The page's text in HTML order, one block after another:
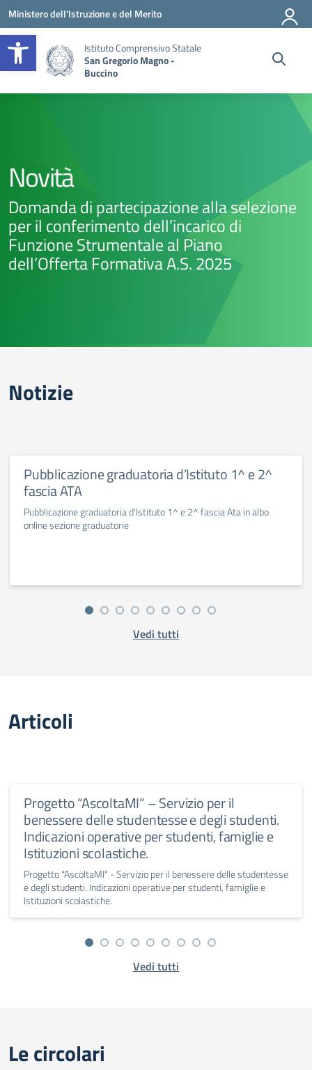
Apri la barra degli strumenti
Vai ai contenuti
Vai al menu di navigazione
Vai al footer
Ministero dell'Istruzione e del Merito
Istituto Comprensivo Statale
San Gregorio Magno -
Buccino
Novità
Domanda di partecipazione alla selezione
per il conferimento dell’incarico di
Funzione Strumentale al Piano
dell’Offerta Formativa A.S. 2025
Notizie
Pubblicazione graduatoria d’Istituto 1^ e 2^
fascia ATA
Pubblicazione graduatoria d'Istituto 1^ e 2^ fascia Ata in albo
online sezione graduatorie
Vedi tutti
Articoli
Progetto “AscoltaMI” – Servizio per il
benessere delle studentesse e degli studenti.
Indicazioni operative per studenti, famiglie e
Istituzioni scolastiche.
Progetto "AscoltaMI" - Servizio per il benessere delle studentesse
e degli studenti. Indicazioni operative per studenti, famiglie e
Istituzioni scolastiche.
Vedi tutti
Le circolari